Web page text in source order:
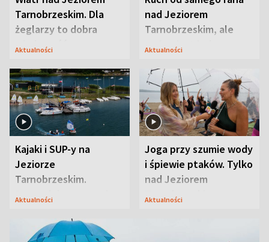
Tarnobrzeskim. Dla
żeglarzy to dobra
wiadomość
Aktualności
nad Jeziorem
Tarnobrzeskim, ale
ważna jest jedna
Aktualności
Kajaki i SUP-y na
Jeziorze
Tarnobrzeskim.
Przyrodnicy zwracają
Aktualności
Joga przy szumie wody
i śpiewie ptaków. Tylko
nad Jeziorem
Tarnobrzeskim
Aktualności